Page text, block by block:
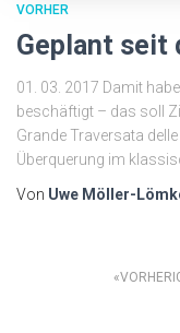
VORHER
Geplant seit
01. 03. 2017 Damit
beschäftigt – das soll
Grande Traversata
Überquerung im
Von Uwe Möller-